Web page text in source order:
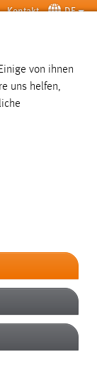
Kontakt DE
SUCHE
von ihnen
uns helfen,